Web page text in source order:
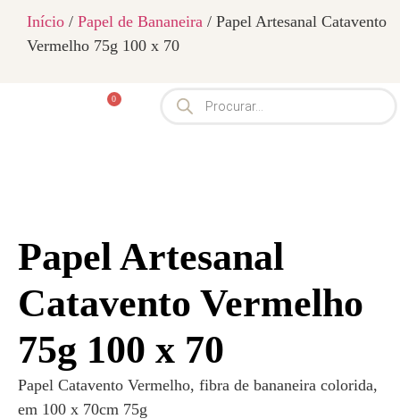
0
Início / Papel de Bananeira / Papel Artesanal Catavento
Vermelho 75g 100 x 70
Papel Artesanal
Catavento Vermelho
75g 100 x 70
Papel Catavento Vermelho, fibra de bananeira colorida,
em 100 x 70cm 75g